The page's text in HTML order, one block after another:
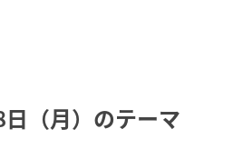
（月）のテーマ